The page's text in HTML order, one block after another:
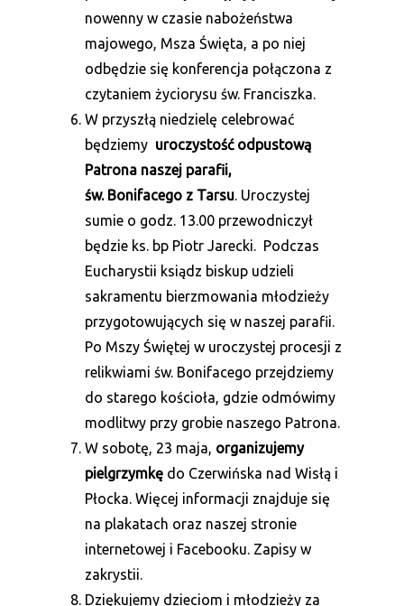
nowenny w czasie nabożeństwa
majowego, Msza Święta, a po niej
odbędzie się konferencja połączona z
czytaniem życiorysu św. Franciszka.
W przyszłą niedzielę celebrować
będziemy uroczystość odpustową
Patrona naszej parafii,
św. Bonifacego z Tarsu. Uroczystej
sumie o godz. 13.00 przewodniczył
będzie ks. bp Piotr Jarecki. Podczas
Eucharystii ksiądz biskup udzieli
sakramentu bierzmowania młodzieży
przygotowujących się w naszej parafii.
Po Mszy Świętej w uroczystej procesji z
relikwiami św. Bonifacego przejdziemy
do starego kościoła, gdzie odmówimy
modlitwy przy grobie naszego Patrona.
W sobotę, 23 maja, organizujemy
pielgrzymkę do Czerwińska nad Wisłą i
Płocka. Więcej informacji znajduje się
na plakatach oraz naszej stronie
internetowej i Facebooku. Zapisy w
zakrystii.
Dziękujemy dzieciom i młodzieży za